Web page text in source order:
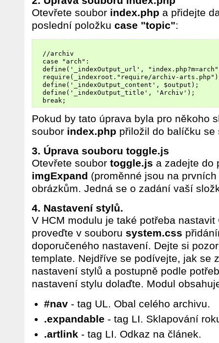
Otevřete soubor index.php a přidejte
poslední položku case "topic":
  //archiv
  case "arch":
define('_indexOutput_url',
require(_indexroot."require/archiv-
  define('_indexOutput_content', $output);
  define('_indexOutput_title', 'Archiv');
Pokud by tato úprava byla pro někoho
soubor index.php přiložil do balíčku se
3. Úprava souboru toggle.js
Otevřete soubor toggle.js a zadejte do
imgExpand (proměnné jsou na
obrázkům. Jedná se o zadání vaší
4. Nastavení stylů.
V HCM modulu je také potřeba
proveďte v souboru system.css
doporučeného nastavení. Dejte si
template. Nejdříve se podívejte, jak se
nastavení stylů a postupně podle
nastavení stylu dolaďte. Modul
#nav - tag UL. Obal celého archivu.
.expandable - tag LI. Sklapování
.artlink - tag LI. Odkaz na článek.